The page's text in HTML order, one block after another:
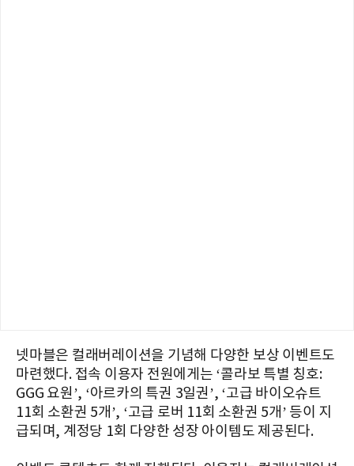
넷마블은 컬래버레이션을 기념해 다양한 보상 이벤트도
마련했다. 접속 이용자 전원에게는 ‘콜라보 특별 칭호:
GGG 요원’, ‘아르카의 특권 3일권’, ‘고급 바이오슈트
11회 소환권 5개’, ‘고급 로버 11회 소환권 5개’ 등이 지
급되며, 계정당 1회 다양한 성장 아이템도 제공된다.